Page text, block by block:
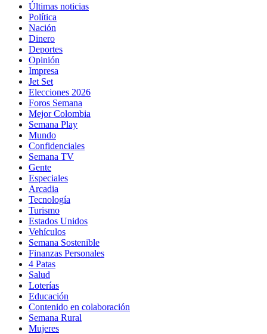
Últimas noticias
Política
Nación
Dinero
Deportes
Opinión
Impresa
Jet Set
Elecciones 2026
Foros Semana
Mejor Colombia
Semana Play
Mundo
Confidenciales
Semana TV
Gente
Especiales
Arcadia
Tecnología
Turismo
Estados Unidos
Vehículos
Semana Sostenible
Finanzas Personales
4 Patas
Salud
Loterías
Educación
Contenido en colaboración
Semana Rural
Mujeres